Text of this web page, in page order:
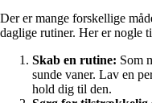
Der er mange forskellige
daglige rutiner. Her er nogle
Skab en rutine: Som
sunde vaner. Lav en
hold dig til den.